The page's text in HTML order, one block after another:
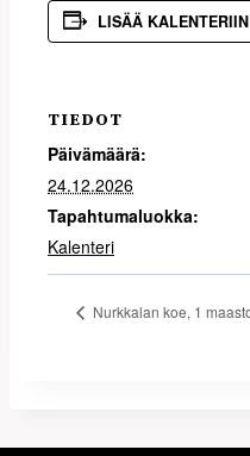
LISÄÄ KALENTERIIN
TIEDOT
Päivämäärä:
24.12.2026
Tapahtumaluokka:
Kalenteri
Nurkkalan koe, 1